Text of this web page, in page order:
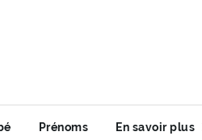
Prénoms En savoir plus